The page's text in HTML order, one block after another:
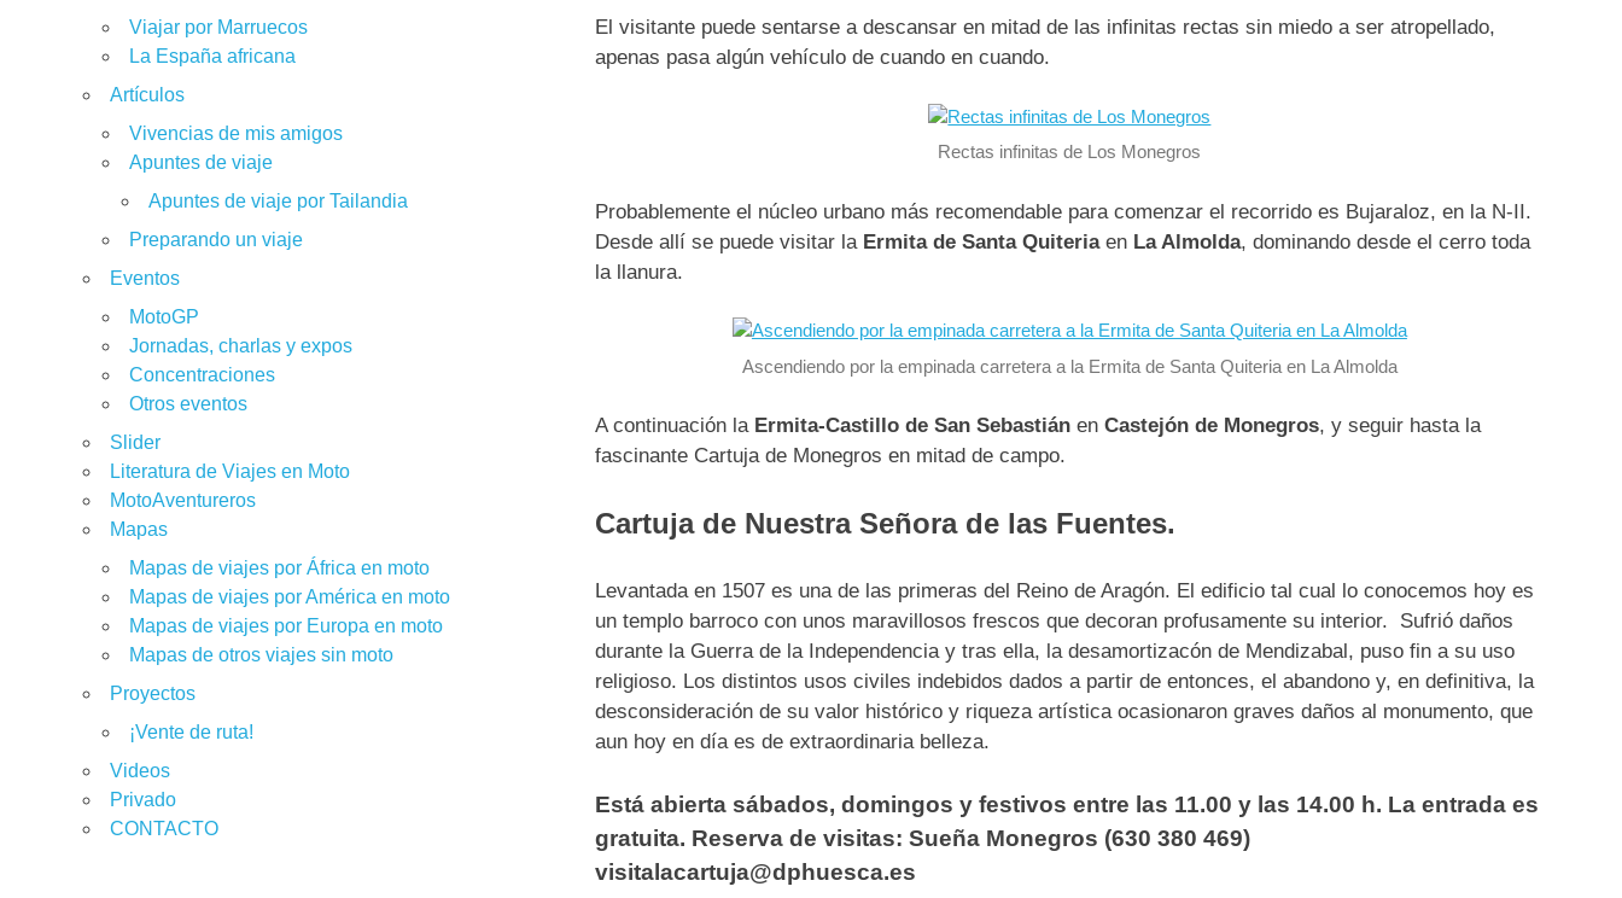
El visitante puede sentarse a descansar en mitad de las infinitas rectas sin miedo a ser atropellado,
apenas pasa algún vehículo de cuando en cuando.
Rectas infinitas de Los Monegros
Probablemente el núcleo urbano más recomendable para comenzar el recorrido es Bujaraloz, en la N-II.
Desde allí se puede visitar laErmita de Santa Quiteriaen La Almolda, dominando desde el cerro toda
la llanura.
Ascendiendo por la empinada carretera a la Ermita de Santa Quiteria en La Almolda
A continuación la Ermita-Castillo de San Sebastiánen Castejón de Monegros, y seguir hasta la
fascinante Cartuja de Monegros en mitad de campo.
Cartuja de Nuestra Señora de las Fuentes.
Levantada en 1507 es una de las primeras del Reino de Aragón. El edificio tal cual lo conocemos hoy es
un templo barroco con unos maravillosos frescos que decoran profusamente su interior. Sufrió daños
durante la Guerra de la Independencia y tras ella, la desamortizacón de Mendizabal, puso fin a su uso
religioso. Los distintos usos civiles indebidos dados a partir de entonces, el abandono y, en definitiva, la
desconsideración de su valor histórico y riqueza artística ocasionaron graves daños al monumento, que
aun hoy en día es de extraordinaria belleza.
Está abierta sábados, domingos y festivos entre las 11.00 y las 14.00 h. La entrada es
gratuita. Reserva de visitas: Sueña Monegros (630 380 469)
visitalacartuja@dphuesca.es
Viajar por Marruecos
La España africana
Artículos
Vivencias de mis amigos
Apuntes de viaje
Apuntes de viaje por Tailandia
Preparando un viaje
Eventos
MotoGP
Jornadas, charlas y expos
Concentraciones
Otros eventos
Slider
Literatura de Viajes en Moto
MotoAventureros
Mapas
Mapas de viajes por África en moto
Mapas de viajes por América en moto
Mapas de viajes por Europa en moto
Mapas de otros viajes sin moto
Proyectos
¡Vente de ruta!
Videos
Privado
CONTACTO